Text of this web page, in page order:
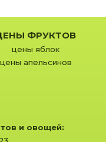
ФРУКТОВ
цены яблок
цены апельсинов
и овощей: